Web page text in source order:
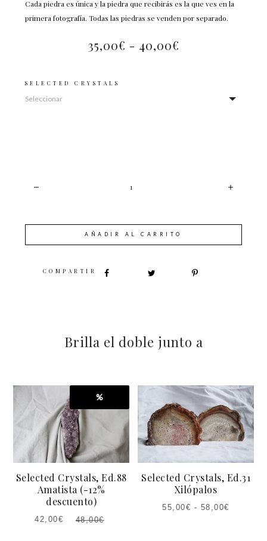
Cada piedra es única y la piedra que recibirás es la que ves en la
primera fotografía. Todas las piedras se venden por separado.
35,00€ - 40,00€
SELECTED CRYSTALS
AÑADIR AL CARRITO
SHARE
Brilla el doble junto a
%
Selected Crystals, Ed.88
Amatista (-12%
descuento)
48,00€
EL
42,00€
EL
Selected Crystals, Ed.31
Xilópalos
55,00€ - 58,00€